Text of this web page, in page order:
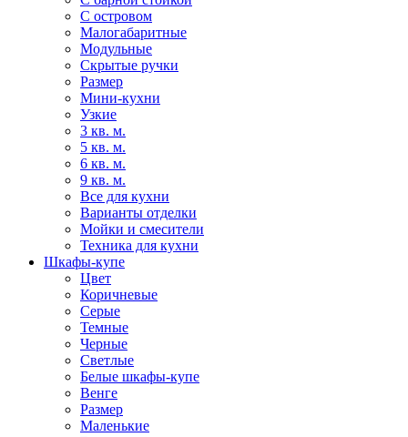
С островом
Малогабаритные
Модульные
Скрытые ручки
Размер
Мини-кухни
Узкие
3 кв. м.
5 кв. м.
6 кв. м.
9 кв. м.
Все для кухни
Варианты отделки
Мойки и смесители
Техника для кухни
Шкафы-купе
Цвет
Коричневые
Серые
Темные
Черные
Светлые
Белые шкафы-купе
Венге
Размер
Маленькие